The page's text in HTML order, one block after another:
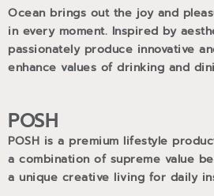
Ocean brings out the joy and
in every moment. Inspired by
passionately produce innovative
enhance values of drinking and
POSH
POSH is a premium lifestyle
a combination of supreme value
a unique creative living for daily